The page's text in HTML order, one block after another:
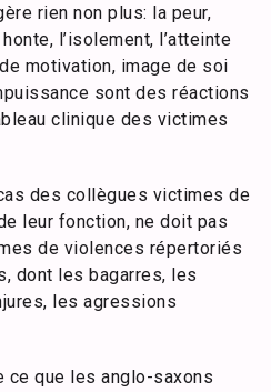
rien non plus: la peur,
l’isolement, l’atteinte
motivation, image de soi
sont des réactions
clinique des victimes
des collègues victimes de
leur fonction, ne doit pas
de violences répertoriés
dont les bagarres, les
les agressions
ce que les anglo-saxons